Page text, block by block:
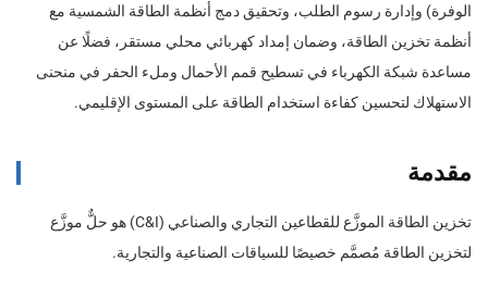
الوفرة) وإدارة رسوم الطلب، وتحقيق دمج أنظمة الطاقة الشمسية مع
أنظمة تخزين الطاقة، وضمان إمداد كهربائي محلي مستقر، فضلًا عن
مساعدة شبكة الكهرباء في تسطيح قمم الأحمال وملء الحفر في منحنى
الاستهلاك لتحسين كفاءة استخدام الطاقة على المستوى الإقليمي.
مقدمة
تخزين الطاقة الموزَّع للقطاعين التجاري والصناعي (C&I) هو حلٌّ موزَّع
لتخزين الطاقة مُصمَّم خصيصًا للسياقات الصناعية والتجارية.